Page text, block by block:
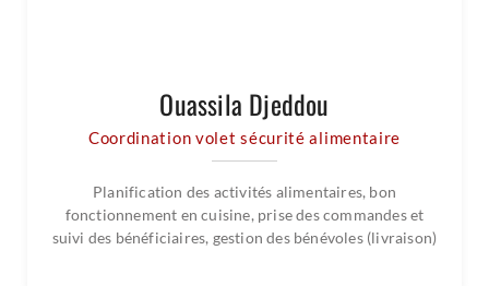
Ouassila Djeddou
Coordination volet sécurité alimentaire
Planification des activités alimentaires, bon
fonctionnement en cuisine, prise des commandes et
suivi des bénéficiaires, gestion des bénévoles (livraison)